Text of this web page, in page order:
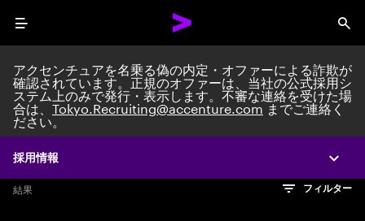
Menu
採用情報
アクセンチュアを名乗る偽の内定・オファーによる詐欺が
確認されています。正規のオファーは、当社の公式採用シ
ステム上のみで発行・表示します。不審な連絡を受けた場
合は、Tokyo.Recruiting@accenture.comまでご連絡く
ださい。
Search jobs at
検索のヒント
希望の仕事を表すフレーズや文章を使って検索してみてくださ
い。キーワードを引用符で囲むことで、完全一致検索もできま
文字数制限に達しました
検索結果を見るにはEnterキーを押してください
結果 フィルター